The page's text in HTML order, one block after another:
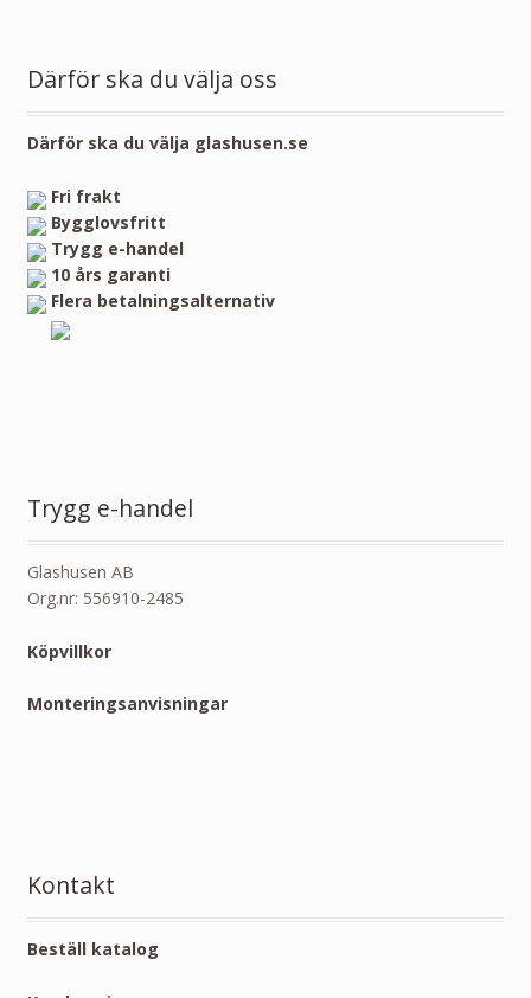
Därför ska du välja oss
Därför ska du välja glashusen.se
Fri frakt
Bygglovsfritt
Trygg e-handel
10 års garanti
Flera betalningsalternativ
Trygg e-handel
Glashusen AB
Org.nr: 556910-2485
Köpvillkor
Monteringsanvisningar
Kontakt
Beställ katalog